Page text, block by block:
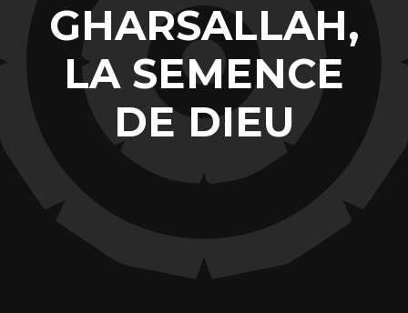
GHARSALLAH,
LA SEMENCE
DE DIEU